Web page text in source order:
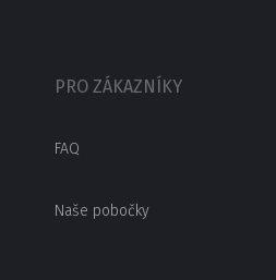
PRO ZÁKAZNÍKY
FAQ
Naše pobočky